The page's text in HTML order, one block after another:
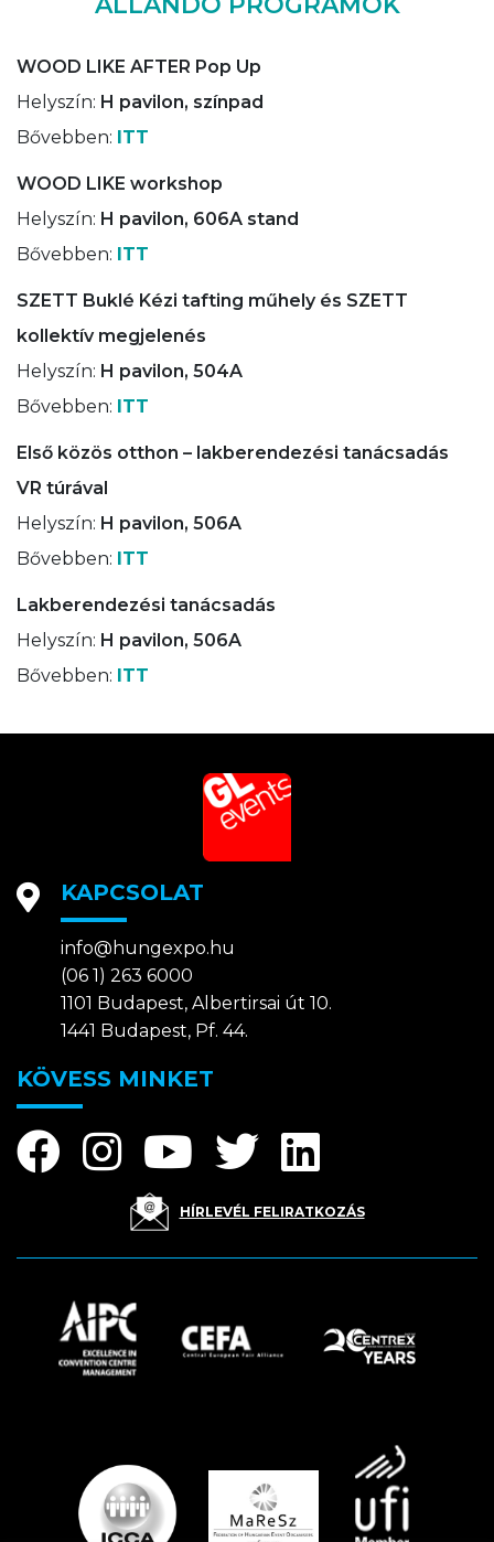
WOOD LIKE AFTER Pop Up
Helyszín: H pavilon, színpad
Bővebben: ITT
WOOD LIKE workshop
Helyszín: H pavilon, 606A stand
Bővebben: ITT
SZETT Buklé Kézi tafting műhely és SZETT
kollektív megjelenés
Helyszín: H pavilon, 504A
Bővebben: ITT
Első közös otthon – lakberendezési tanácsadás
VR túrával
Helyszín: H pavilon, 506A
Bővebben: ITT
Lakberendezési tanácsadás
Helyszín: H pavilon, 506A
Bővebben: ITT
KAPCSOLAT
info@hungexpo.hu
(06 1) 263 6000
1101 Budapest, Albertirsai út 10.
1441 Budapest, Pf. 44.
KÖVESS MINKET
HÍRLEVÉL FELIRATKOZÁS